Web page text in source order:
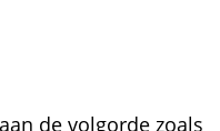
de volgorde zoals